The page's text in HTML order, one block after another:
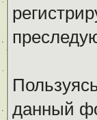
данный